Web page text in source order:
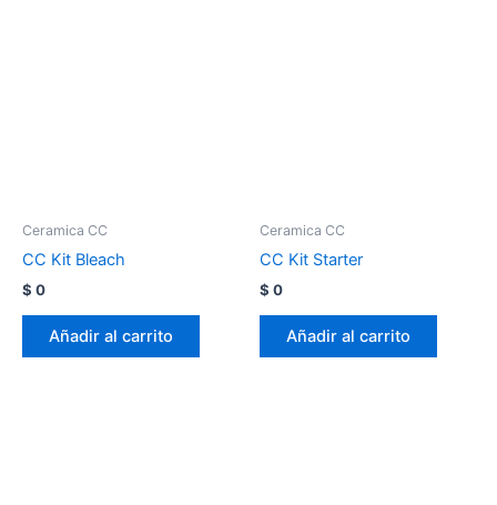
Ceramica CC
CC Kit Bleach
$ 0
Añadir al carrito
Ceramica CC
CC Kit Starter
$ 0
Añadir al carrito